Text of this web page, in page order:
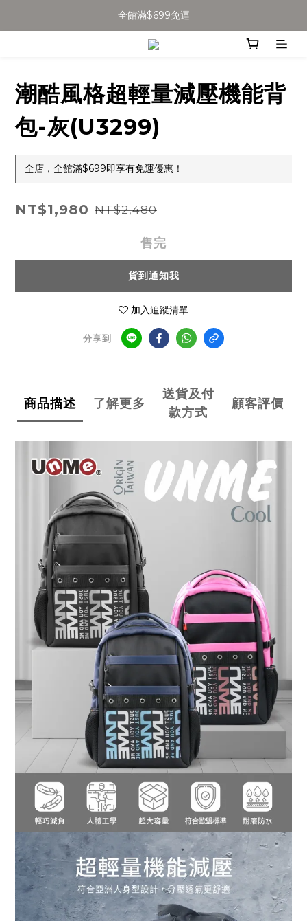
全館滿$699免運
加入會員得$100購物金👉
潮酷風格超輕量減壓機能背
包-灰(U3299)
全店，全館滿$699即享有免運優惠！
NT$1,980 NT$2,480
售完
貨到通知我
加入追蹤清單
分享到
商品描述 了解更多
送貨及付
款方式
顧客評價